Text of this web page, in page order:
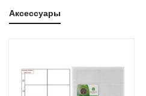
Аксессуары